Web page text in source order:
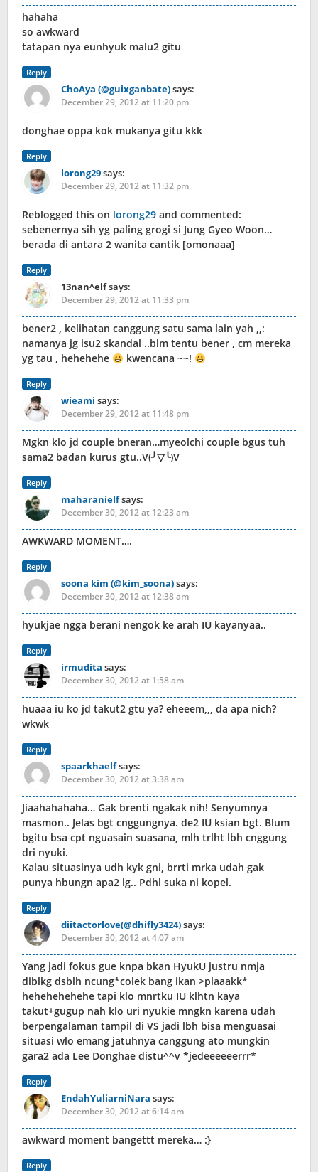
hahaha
so awkward
tatapan nya eunhyuk malu2 gitu
Reply
ChoAya (@guixganbate)says:
December 29, 2012 at 11:20 pm
donghae oppa kok mukanya gitu kkk
Reply
lorong29says:
December 29, 2012 at 11:32 pm
Reblogged this on lorong29 and commented:
sebenernya sih yg paling grogi si Jung Gyeo Woon…
berada di antara 2 wanita cantik [omonaaa]
Reply
13nan^elfsays:
December 29, 2012 at 11:33 pm
bener2 , kelihatan canggung satu sama lain yah ,,:
namanya jg isu2 skandal ..blm tentu bener , cm mereka
yg tau , hehehehe
kwencana ~~!
Reply
wieami says:
December 29, 2012 at 11:48 pm
Mgkn klo jd couple bneran…myeolchi couple bgus tuh
sama2 badan kurus gtu..V(╯▽╰)V
Reply
maharanielfsays:
December 30, 2012 at 12:23 am
AWKWARD MOMENT….
Reply
soona kim (@kim_soona)says:
December 30, 2012 at 12:38 am
hyukjae ngga berani nengok ke arah IU kayanyaa..
Reply
irmudita says:
December 30, 2012 at 1:58 am
huaaa iu ko jd takut2 gtu ya? eheeem,,, da apa nich?
wkwk
Reply
spaarkhaelfsays:
December 30, 2012 at 3:38 am
Jiaahahahaha… Gak brenti ngakak nih! Senyumnya
masmon.. Jelas bgt cnggungnya. de2 IU ksian bgt. Blum
bgitu bsa cpt nguasain suasana, mlh trlht lbh cnggung
dri nyuki.
Kalau situasinya udh kyk gni, brrti mrka udah gak
punya hbungn apa2 lg.. Pdhl suka ni kopel.
Reply
diitactorlove(@dhifly3424)says:
December 30, 2012 at 4:07 am
Yang jadi fokus gue knpa bkan HyukU justru nmja
diblkg dsblh ncung*colek bang ikan >plaaakk*
hehehehehehe tapi klo mnrtku IU klhtn kaya
takut+gugup nah klo uri nyukie mngkn karena udah
berpengalaman tampil di VS jadi lbh bisa menguasai
situasi wlo emang jatuhnya canggung ato mungkin
gara2 ada Lee Donghae distu^^v *jedeeeeeerrr*
Reply
EndahYuliarniNara says:
December 30, 2012 at 6:14 am
awkward moment bangettt mereka… :}
Reply